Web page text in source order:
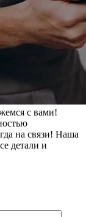
с вами!
на связи! Наша
детали и